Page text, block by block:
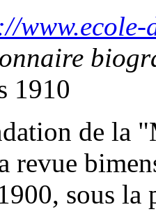
www.ecole-
1910
de la
revue
sous